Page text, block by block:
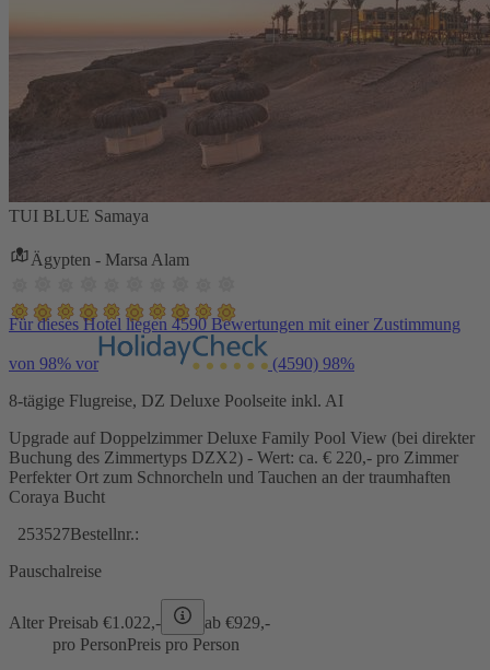
TUI BLUE Samaya
Ägypten - Marsa Alam
Für dieses Hotel liegen 4590 Bewertungen mit einer Zustimmung
von 98% vor (4590) 98%
8-tägige Flugreise, DZ Deluxe Poolseite inkl. AI
Upgrade auf Doppelzimmer Deluxe Family Pool View (bei direkter
Buchung des Zimmertyps DZX2) - Wert: ca. € 220,- pro Zimmer
Perfekter Ort zum Schnorcheln und Tauchen an der traumhaften
Coraya Bucht
253527Bestellnr.:
Pauschalreise
Alter Preisab €1.022,- ab €929,-
pro PersonPreis pro Person